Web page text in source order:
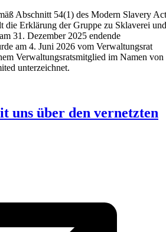
Abschnitt 54(1) des Modern Slavery Act
die Erklärung der Gruppe zu Sklaverei und
31. Dezember 2025 endende
am 4. Juni 2026 vom Verwaltungsrat
Verwaltungsratsmitglied im Namen von
unterzeichnet.
uns über den vernetzten